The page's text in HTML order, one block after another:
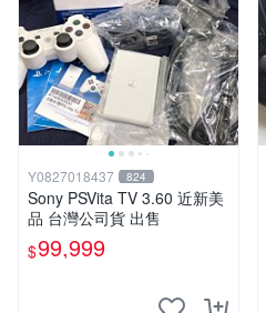
Y0827018437 824
Sony PSVita TV 3.60 近新美
品 台灣公司貨 出售
$99,999